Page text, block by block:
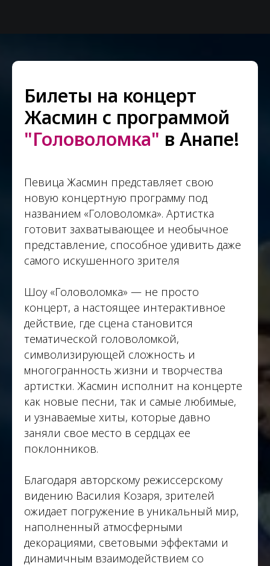
Билеты на концерт
Жасмин с программой
"Головоломка" в Анапе!
Певица Жасмин представляет свою
новую концертную программу под
названием «Головоломка». Артистка
готовит захватывающее и необычное
представление, способное удивить даже
самого искушенного зрителя
Шоу «Головоломка» — не просто
концерт, а настоящее интерактивное
действие, где сцена становится
тематической головоломкой,
символизирующей сложность и
многогранность жизни и творчества
артистки. Жасмин исполнит на концерте
как новые песни, так и самые любимые,
и узнаваемые хиты, которые давно
заняли свое место в сердцах ее
поклонников.
Благодаря авторскому режиссерскому
видению Василия Козаря, зрителей
ожидает погружение в уникальный мир,
наполненный атмосферными
декорациями, световыми эффектами и
динамичным взаимодействием со